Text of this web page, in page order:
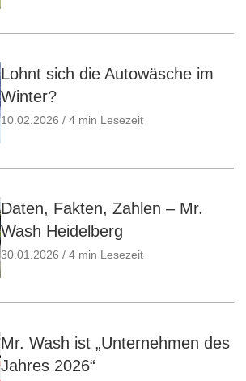
Lohnt sich die Autowäsche im
Winter?
10.02.2026 / 4 min Lesezeit
Daten, Fakten, Zahlen – Mr.
Wash Heidelberg
30.01.2026 / 4 min Lesezeit
Mr. Wash ist „Unternehmen des
Jahres 2026“